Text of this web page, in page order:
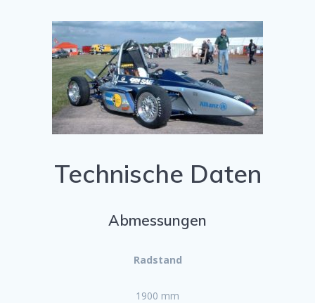
Technische Daten
Abmessungen
Radstand
1900 mm